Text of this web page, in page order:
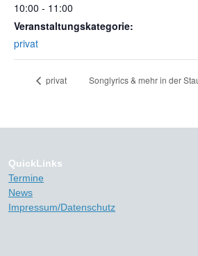
10:00 - 11:00
Veranstaltungskategorie:
privat
privat Songlyrics & mehr in der
QuickLinks
Termine
News
Impressum/Datenschutz